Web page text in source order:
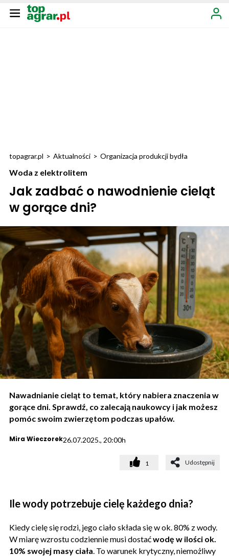
topagrar.pl > Aktualności > Organizacja produkcji bydła
Woda z elektrolitem
Jak zadbać o nawodnienie cieląt
w gorące dni?
Nawadnianie cieląt to temat, który nabiera znaczenia w
gorące dni. Sprawdź, co zalecają naukowcy i jak możesz
pomóc swoim zwierzętom podczas upałów.
Mira Wieczorek26.07.2025., 20:00h
1 Udostępnij
Ile wody potrzebuje cielę każdego dnia?
Kiedy cielę się rodzi, jego ciało składa się w ok. 80% z wody.
W miarę wzrostu codziennie musi dostaćwodę w ilości ok.
10% swojej masy ciała . To warunek krytyczny, niemożliwy